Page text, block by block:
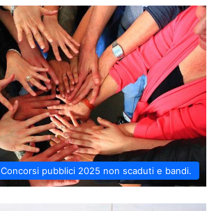
Concorsi pubblici 2025 non scaduti e bandi.